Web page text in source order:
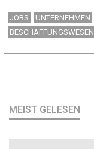
JOBS UNTERNEHMEN
BESCHAFFUNGSWESEN
MEIST GELESEN